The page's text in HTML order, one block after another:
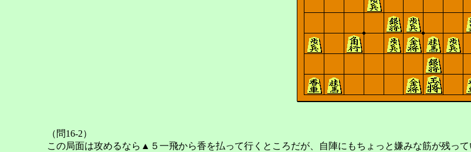
（問16-2）
この局面は攻めるなら▲５一飛から香を払って行くところだが、自陣にもちょっと嫌みな筋が残っ